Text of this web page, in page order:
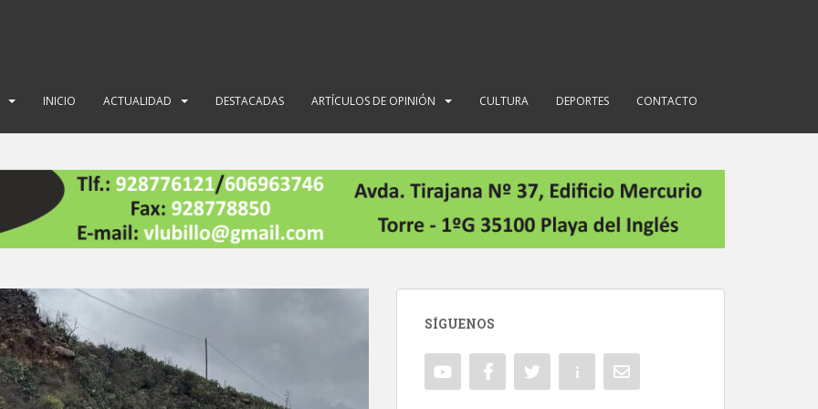
INICIO ACTUALIDAD DESTACADAS ARTÍCULOS DE OPINIÓN CULTURA DEPORTES CONTACTO
SÍGUENOS